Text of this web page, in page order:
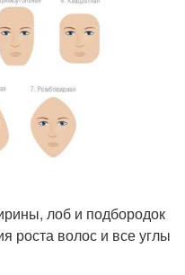
лоб и подбородок
роста волос и все углы